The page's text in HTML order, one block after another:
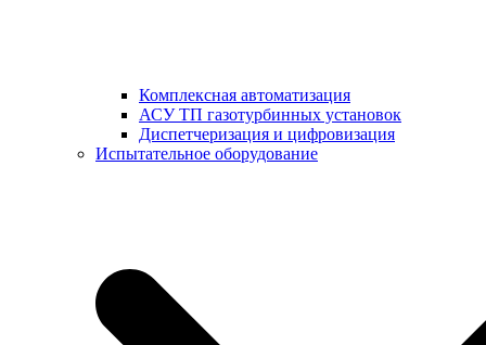
Комплексная автоматизация
АСУ ТП газотурбинных установок
Диспетчеризация и цифровизация
Испытательное оборудование